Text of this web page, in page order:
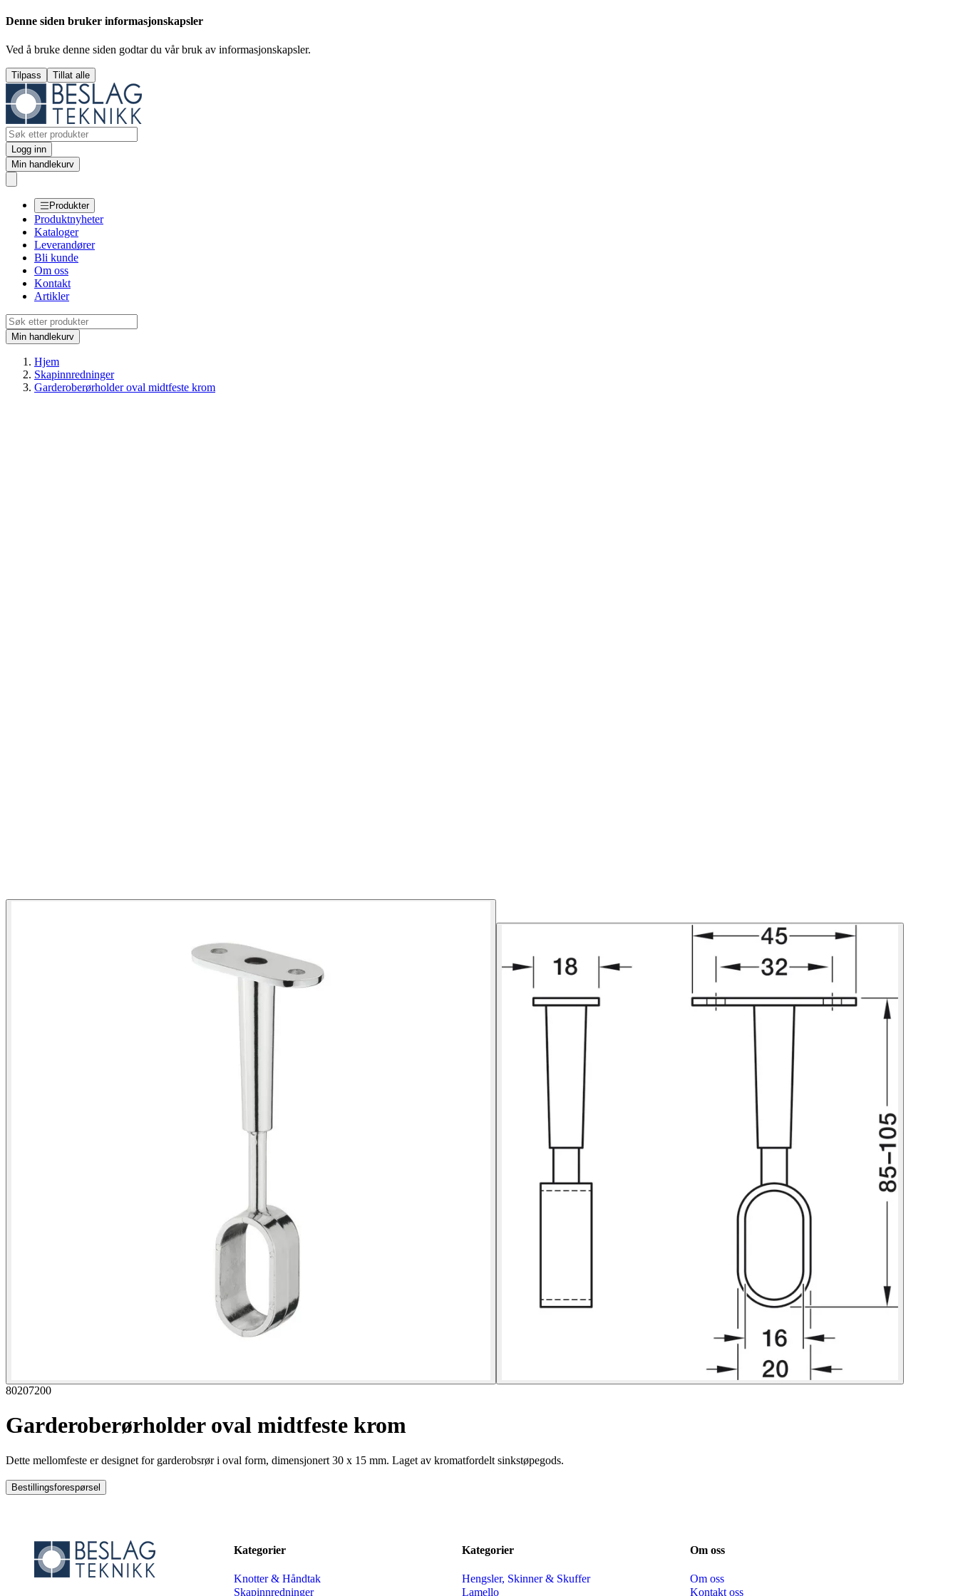
Denne siden bruker informasjonskapsler
Ved å bruke denne siden godtar du vår bruk av informasjonskapsler.
Tilpass Tillat alle
Logg inn
Min handlekurv
Produkter
Produktnyheter
Kataloger
Leverandører
Bli kunde
Om oss
Kontakt
Artikler
Min handlekurv
Hjem
Skapinnredninger
Garderoberørholder oval midtfeste krom
80207200
Garderoberørholder oval midtfeste krom
Dette mellomfeste er designet for garderobsrør i oval form, dimensjonert 30 x 15 mm. Laget av kromatfordelt sinkstøpegods.
Bestillingsforespørsel
Kategorier
Knotter & Håndtak
Skapinnredninger
Kategorier
Hengsler, Skinner & Skuffer
Lamello
Om oss
Om oss
Kontakt oss